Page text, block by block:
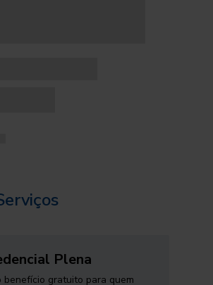
Plena
benefício gratuito para quem